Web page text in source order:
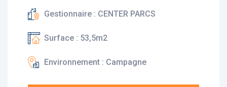
Gestionnaire : CENTER PARCS
Surface : 53,5m2
Environnement : Campagne